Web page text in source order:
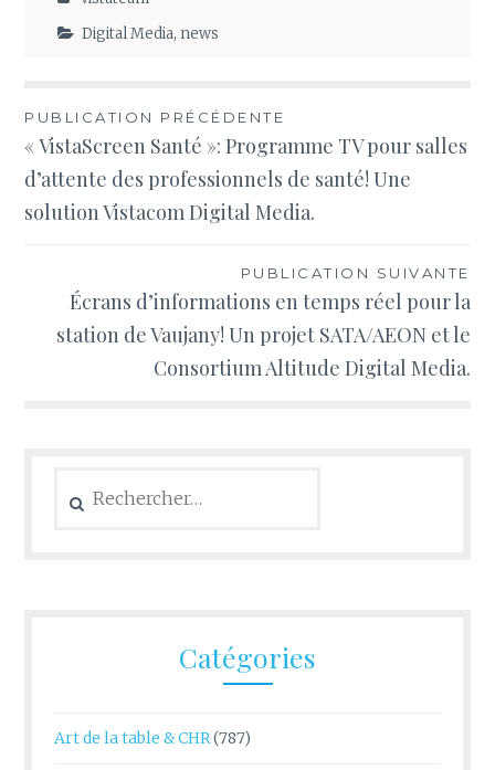
Digital Media, news
Navigation
de
l’article
PUBLICATION PRÉCÉDENTE
« VistaScreen Santé »: Programme TV pour salles
d’attente des professionnels de santé! Une
solution Vistacom Digital Media.
PUBLICATION SUIVANTE
Écrans d’informations en temps réel pour la
station de Vaujany! Un projet SATA/AEON et le
Consortium Altitude Digital Media.
Catégories
Art de la table & CHR(787)